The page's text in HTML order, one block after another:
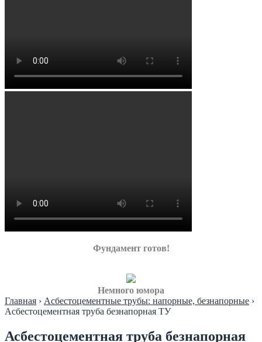
Фундамент готов!
Немного юмора
Главная › Асбестоцементные трубы: напорные, безнапорные ›
Асбестоцементная труба безнапорная ТУ
Асбестоцементная труба безнапорная